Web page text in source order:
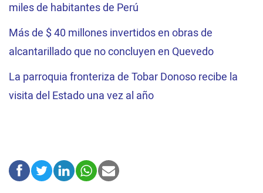
miles de habitantes de Perú
Más de $ 40 millones invertidos en obras de
alcantarillado que no concluyen en Quevedo
La parroquia fronteriza de Tobar Donoso recibe la
visita del Estado una vez al año